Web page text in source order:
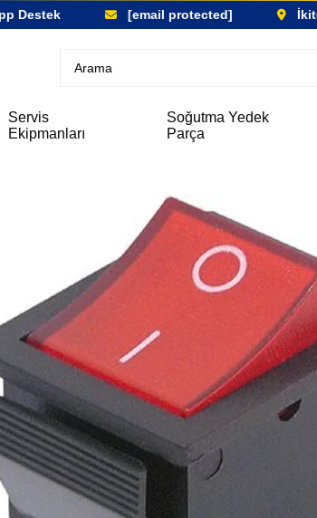
Destek [email protected]
Servis
Ekipmanları
Soğutma Yedek
Parça